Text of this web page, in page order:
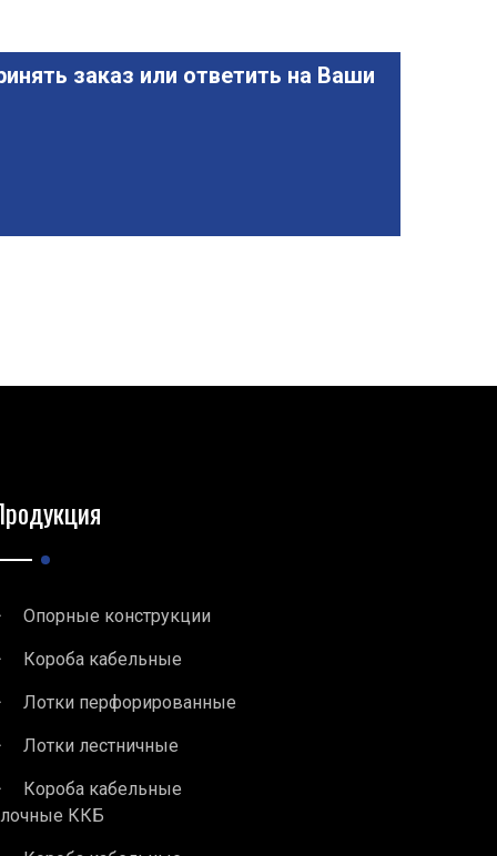
заказ или ответить на Ваши
Опорные конструкции
Короба кабельные
Лотки перфорированные
Лотки лестничные
Короба кабельные
ККБ